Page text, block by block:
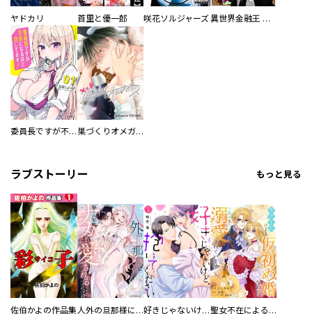
ヤドカリ 首里と優一郎 咲花ソルジャーズ 異世界金融王 ～クローネ・ゴルディオンの覇道～
委員長ですが不良になるほど恋してます！ 巣づくりオメガバース
ラブストーリー もっと見る
佐伯かよの作品集 人外の旦那様に娶られ毎晩ナカまで愛される…。アンソロジー 好きじゃないけど、抱いてください【電子単行本版／特典おまけ付き】 聖女不在による仮初め婚なのに、不器用な王太子に溺愛されています【電子単行本版／特典おまけ付き】